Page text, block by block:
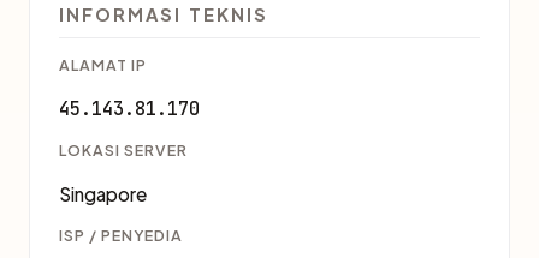
INFORMASI TEKNIS
ALAMAT IP
45.143.81.170
LOKASI SERVER
Singapore
ISP / PENYEDIA